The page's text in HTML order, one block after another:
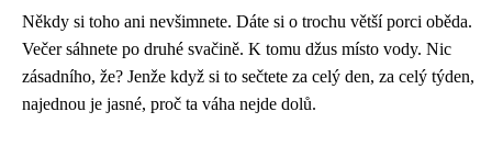
Někdy si toho ani nevšimnete. Dáte si o trochu větší porci oběda.
Večer sáhnete po druhé svačině. K tomu džus místo vody. Nic
zásadního, že? Jenže když si to sečtete za celý den, za celý týden,
najednou je jasné, proč ta váha nejde dolů.